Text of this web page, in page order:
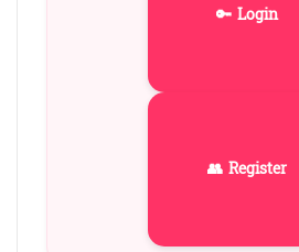
🔑 Login
👥 Register